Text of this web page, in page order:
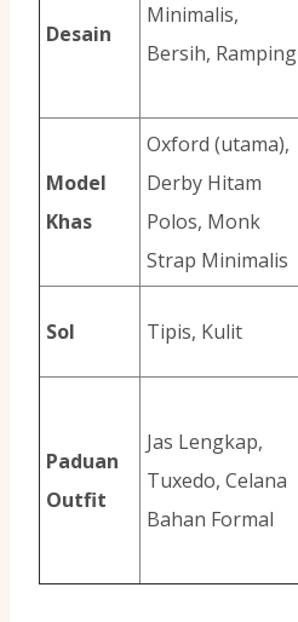
Desain
Minimalis,
Bersih, Ramping
Model
Khas
Oxford (utama),
Derby Hitam
Polos, Monk
Strap Minimalis
Sol Tipis, Kulit
Paduan
Outfit
Jas Lengkap,
Tuxedo, Celana
Bahan Formal